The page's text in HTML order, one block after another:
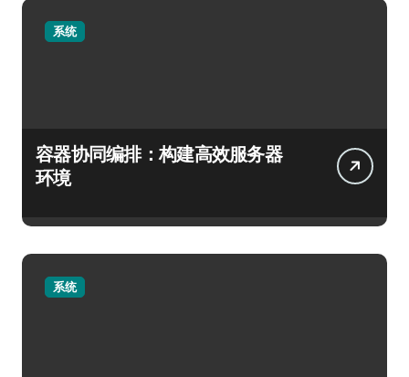
系统
容器协同编排：构建高效服务器
环境
系统